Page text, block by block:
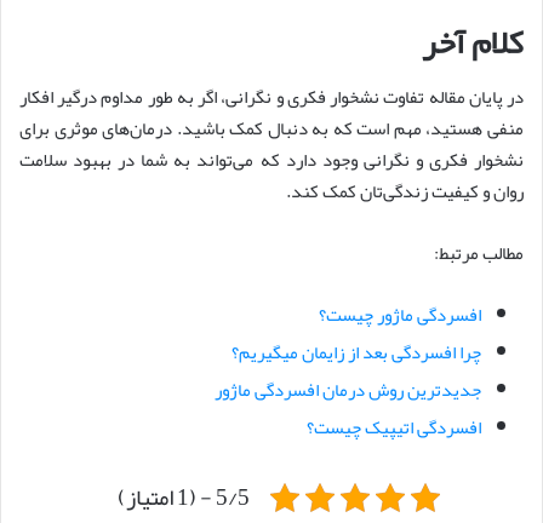
کلام آخر
در پایان مقاله تفاوت نشخوار فکری و نگرانی، اگر به طور مداوم درگیر افکار
منفی هستید، مهم است که به دنبال کمک باشید. درمان‌های موثری برای
نشخوار فکری و نگرانی وجود دارد که می‌تواند به شما در بهبود سلامت
روان و کیفیت زندگی‌تان کمک کند.
مطالب مرتبط:
افسردگی ماژور چیست؟
چرا افسردگی بعد از زایمان میگیریم؟
جدیدترین روش درمان افسردگی ماژور
افسردگی اتیپیک چیست؟
5/5 - (1 امتیاز)